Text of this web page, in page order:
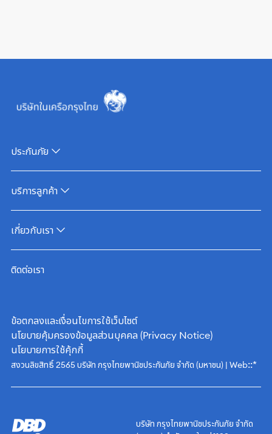
ประกันภัย
บริการลูกค้า
เกี่ยวกับเรา
ติดต่อเรา
ข้อตกลงและเงื่อนไขการใช้เว็บไซต์
นโยบายคุ้มครองข้อมูลส่วนบุคคล (Privacy Notice)
นโยบายการใช้คุ้กกี้
สงวนลิขสิทธิ์ 2565 บริษัท กรุงไทยพานิชประกันภัย จำกัด (มหาชน) | Web::*
บริษัท กรุงไทยพานิชประกันภัย จำกัด